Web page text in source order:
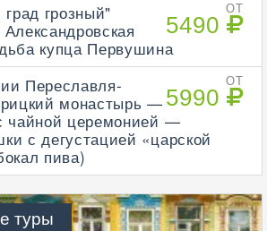
ОТ
5490
грозный"
купца Первушина
ОТ
5990
Переславля-
монастырь —
чайной церемонией —
с дегустацией «царской
пива)
туры